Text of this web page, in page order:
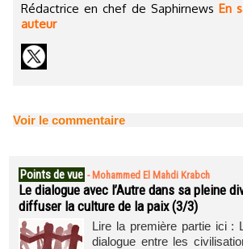
Rédactrice en chef de Saphirnews En
auteur
Voir le commentaire
Points de vue - Mohammed El Mahdi Krabch
Le dialogue avec l’Autre dans sa pleine
diffuser la culture de la paix (3/3)
Lire la première partie ici :
dialogue entre les